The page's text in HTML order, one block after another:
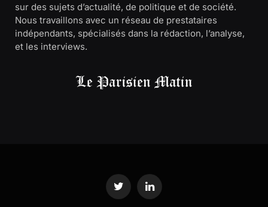
sur des sujets d’actualité, de politique et de société.
Nous travaillons avec un réseau de prestataires
indépendants, spécialisés dans la rédaction, l’analyse,
et les interviews.
Twitter LinkedIn